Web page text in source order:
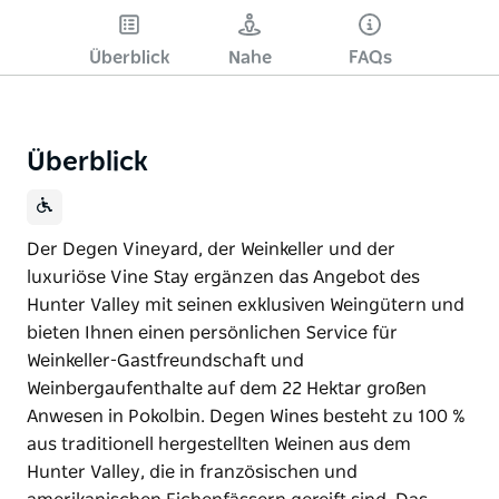
Überblick Nahe FAQs
Überblick
Der Degen Vineyard, der Weinkeller und der
luxuriöse Vine Stay ergänzen das Angebot des
Hunter Valley mit seinen exklusiven Weingütern und
bieten Ihnen einen persönlichen Service für
Weinkeller-Gastfreundschaft und
Weinbergaufenthalte auf dem 22 Hektar großen
Anwesen in Pokolbin. Degen Wines besteht zu 100 %
aus traditionell hergestellten Weinen aus dem
Hunter Valley, die in französischen und